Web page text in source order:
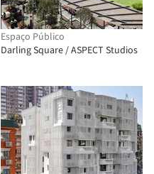
Espaço Público
Darling Square / ASPECT Studios